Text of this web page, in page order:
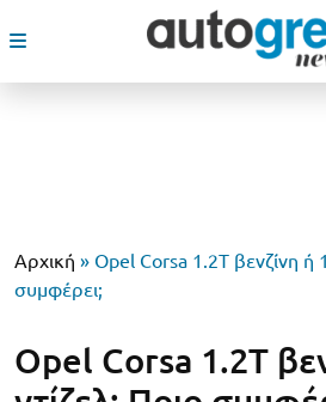
Αρχική » Opel Corsa 1.2Τ βενζίνη ή
συμφέρει;
Opel Corsa 1.2Τ